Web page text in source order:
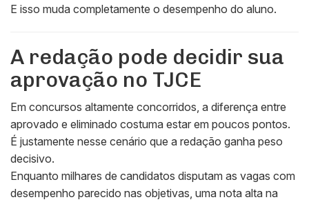
E isso muda completamente o desempenho do aluno.
A redação pode decidir sua
aprovação no TJCE
Em concursos altamente concorridos, a diferença entre
aprovado e eliminado costuma estar em poucos pontos.
É justamente nesse cenário que a redação ganha peso
decisivo.
Enquanto milhares de candidatos disputam as vagas com
desempenho parecido nas objetivas, uma nota alta na